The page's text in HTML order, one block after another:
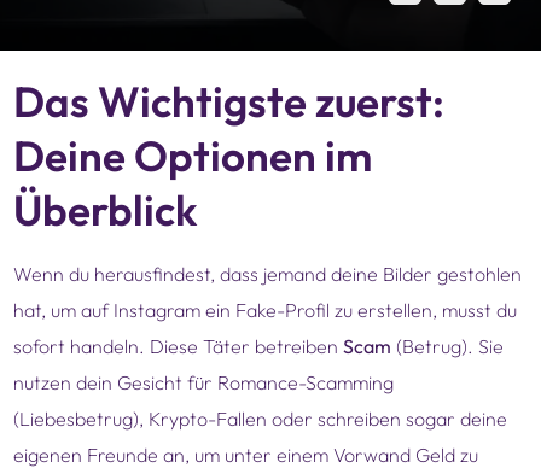
Das Wichtigste zuerst:
Deine Optionen im
Überblick
Wenn du herausfindest, dass jemand deine Bilder gestohlen
hat, um auf Instagram ein Fake-Profil zu erstellen, musst du
sofort handeln. Diese Täter betreibenScam (Betrug). Sie
nutzen dein Gesicht für Romance-Scamming
(Liebesbetrug), Krypto-Fallen oder schreiben sogar deine
eigenen Freunde an, um unter einem Vorwand Geld zu